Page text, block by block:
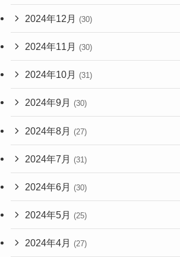
2024年12月 (30)
2024年11月 (30)
2024年10月 (31)
2024年9月 (30)
2024年8月 (27)
2024年7月 (31)
2024年6月 (30)
2024年5月 (25)
2024年4月 (27)